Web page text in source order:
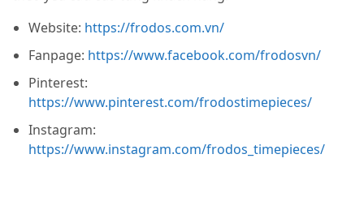
Website: https://frodos.com.vn/
Fanpage: https://www.facebook.com/frodosvn/
Pinterest:
https://www.pinterest.com/frodostimepieces/
Instagram:
https://www.instagram.com/frodos_timepieces/